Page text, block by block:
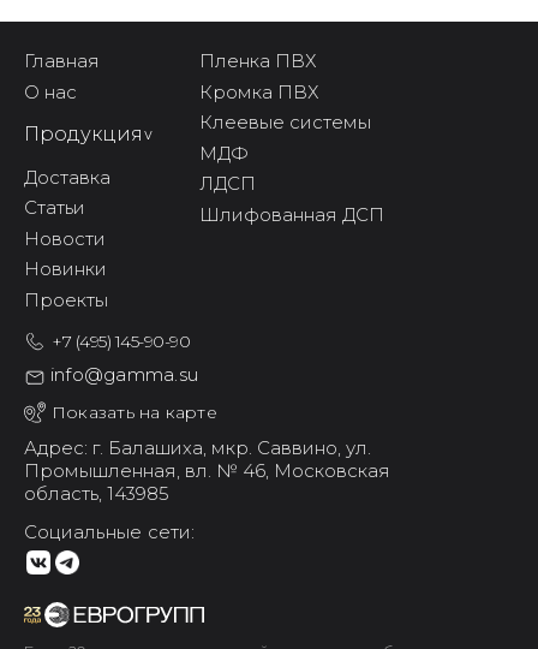
Главная
О нас
Продукция^
Доставка
Статьи
Новости
Новинки
Проекты
Пленка ПВХ
Кромка ПВХ
Клеевые системы
МДФ
ЛДСП
Шлифованная ДСП
+7 (495) 145-90-90
info@gamma.su
Показать на карте
Адрес: г. Балашиха, мкр. Саввино, ул.
Промышленная, вл. № 46, Московская
область, 143985
Социальные сети: